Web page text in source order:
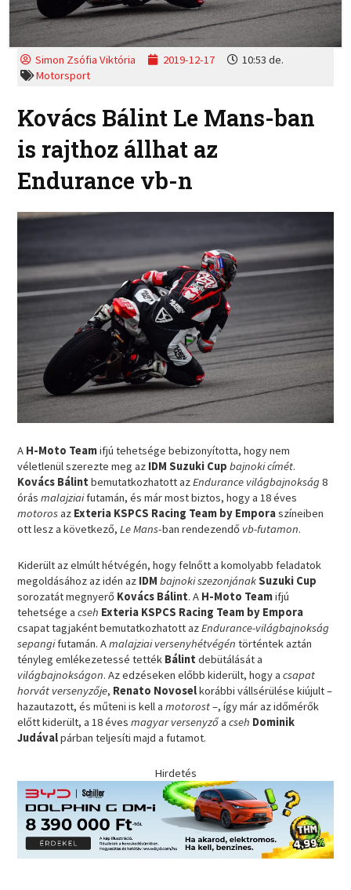
Simon Zsófia Viktória 2019-12-17
10:53 de.
Motorsport
Kovács Bálint Le Mans-ban
is rajthoz állhat az
Endurance vb-n
A H-Moto Teamifjú tehetsége bebizonyította, hogy nem
véletlenül szerezte meg az IDM Suzuki Cup bajnoki címét.
Kovács Bálint bemutatkozhatott azEndurance világbajnokság8
órásmalajziaifutamán, és már most biztos, hogy a 18 éves
motorosaz Exteria KSPCS Racing Team by Emporaszíneiben
ott lesz a következő,Le Mans-ban rendezendő vb-futamon.
Kiderült az elmúlt hétvégén, hogy felnőtt a komolyabb feladatok
megoldásához az idén az IDM bajnoki szezonjánakSuzuki Cup
sorozatát megnyerő Kovács Bálint. A H-Moto Teamifjú
tehetsége acseh Exteria KSPCS Racing Team by Empora
csapat tagjaként bemutatkozhatott azEndurance-világbajnokság
sepangifutamán. Amalajziai versenyhétvégén történtek aztán
tényleg emlékezetessé tették Bálint debütálását a
világbajnokságon. Az edzéseken előbb kiderült, hogy acsapat
horvát versenyzője, Renato Novoselkorábbi vállsérülése kiújult –
hazautazott, és műteni is kell amotorost–, így már az időmérők
előtt kiderült, a 18 évesmagyar versenyzőacseh Dominik
Judávalpárban teljesíti majd a futamot.
Hirdetés